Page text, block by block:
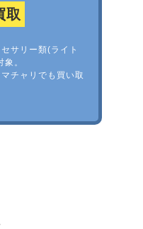
取
サリー類(ライト
。
チャリでも買い取